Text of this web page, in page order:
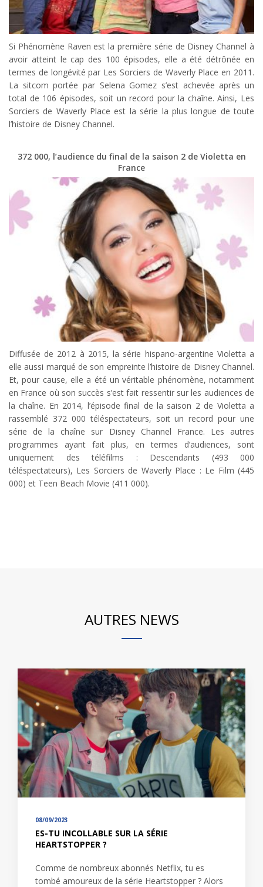
Si Phénomène Raven est la première série de Disney Channel à
avoir atteint le cap des 100 épisodes, elle a été détrônée en
termes de longévité par Les Sorciers de Waverly Place en 2011.
La sitcom portée par Selena Gomez s’est achevée après un
total de 106 épisodes, soit un record pour la chaîne. Ainsi, Les
Sorciers de Waverly Place est la série la plus longue de toute
l’histoire de Disney Channel.
372 000, l’audience du final de la saison 2 de Violetta en
France
Diffusée de 2012 à 2015, la série hispano-argentine Violetta a
elle aussi marqué de son empreinte l’histoire de Disney Channel.
Et, pour cause, elle a été un véritable phénomène, notamment
en France où son succès s’est fait ressentir sur les audiences de
la chaîne. En 2014, l’épisode final de la saison 2 de Violetta a
rassemblé 372 000 téléspectateurs, soit un record pour une
série de la chaîne sur Disney Channel France. Les autres
programmes ayant fait plus, en termes d’audiences, sont
uniquement des téléfilms : Descendants (493 000
téléspectateurs), Les Sorciers de Waverly Place : Le Film (445
000) et Teen Beach Movie (411 000).
AUTRES NEWS
08/09/2023
ES-TU INCOLLABLE SUR LA SÉRIE
HEARTSTOPPER ?
Comme de nombreux abonnés Netflix, tu es
tombé amoureux de la série Heartstopper ? Alors